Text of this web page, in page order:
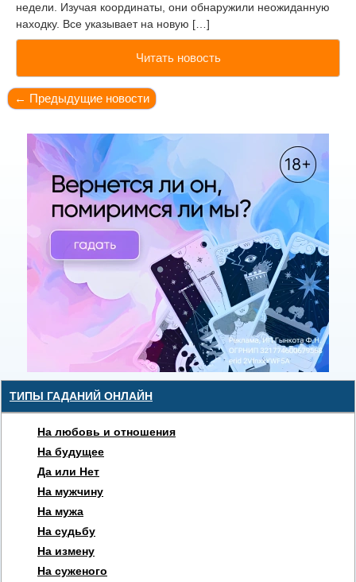
недели. Изучая координаты, они обнаружили неожиданную
находку. Все указывает на новую […]
Читать новость
← Предыдущие новости
ТИПЫ ГАДАНИЙ ОНЛАЙН
На любовь и отношения
На будущее
Да или Нет
На мужчину
На мужа
На судьбу
На измену
На суженого